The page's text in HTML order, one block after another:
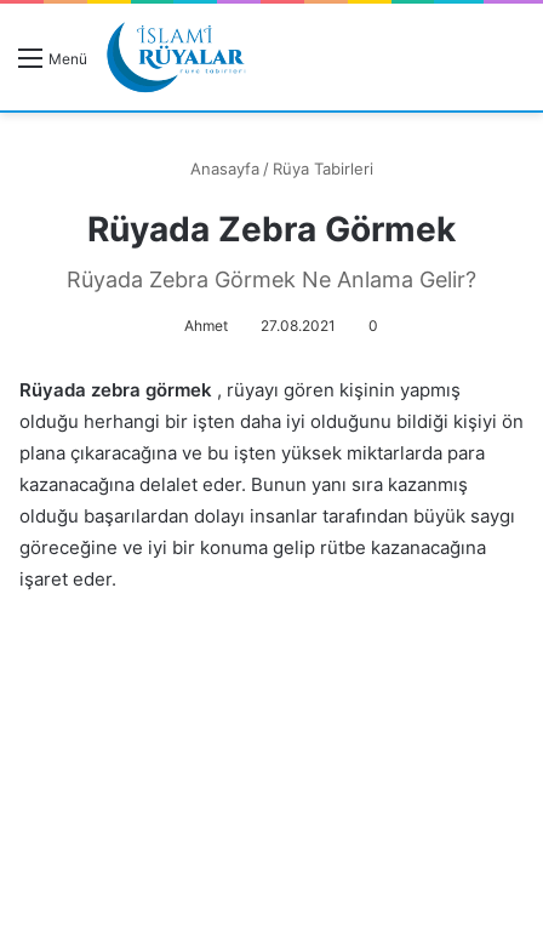
Menü
Anasayfa / Rüya Tabirleri
Rüyada Zebra Görmek
Rüyada Zebra Görmek Ne Anlama Gelir?
Ahmet 27.08.2021 0
Rüyada zebra görmek , rüyayı gören kişinin yapmış
olduğu herhangi bir işten daha iyi olduğunu bildiği kişiyi ön
plana çıkaracağına ve bu işten yüksek miktarlarda para
kazanacağına delalet eder. Bunun yanı sıra kazanmış
olduğu başarılardan dolayı insanlar tarafından büyük saygı
göreceğine ve iyi bir konuma gelip rütbe kazanacağına
işaret eder.
Rüyanızı Arayın